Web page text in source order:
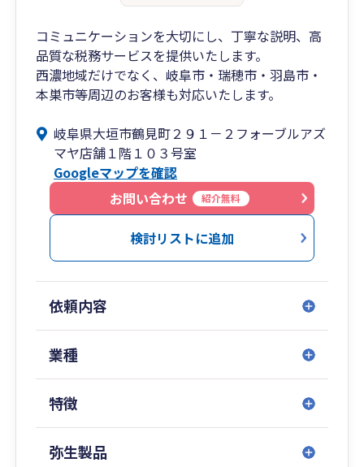
コミュニケーションを大切にし、丁寧な説明、高
品質な税務サービスを提供いたします。
西濃地域だけでなく、岐阜市・瑞穂市・羽島市・
本巣市等周辺のお客様も対応いたします。
岐阜県大垣市鶴見町２９１－２フォーブルアズ
マヤ店舗１階１０３号室
Googleマップを確認
お問い合わせ
紹介無料
検討リストに追加
依頼内容
業種
特徴
弥生製品